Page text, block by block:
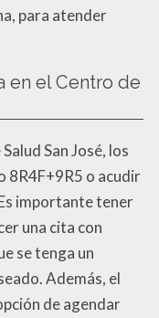
para atender
en el Centro de
San José, los
8R4F+9R5 o acudir
importante tener
una cita con
se tenga un
Además, el
de agendar